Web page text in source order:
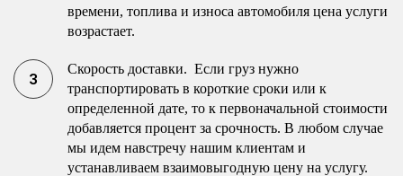
времени, топлива и износа автомобиля цена услуги
возрастает.
Скорость доставки. Если груз нужно
транспортировать в короткие сроки или к
определенной дате, то к первоначальной стоимости
добавляется процент за срочность. В любом случае
мы идем навстречу нашим клиентам и
устанавливаем взаимовыгодную цену на услугу.